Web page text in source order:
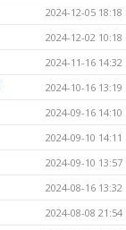
2024-12-05 18:18
2024-12-02 10:18
2024-11-16 14:32
2024-10-16 13:19
2024-09-16 14:10
2024-09-10 14:11
2024-09-10 13:57
2024-08-16 13:32
2024-08-08 21:54